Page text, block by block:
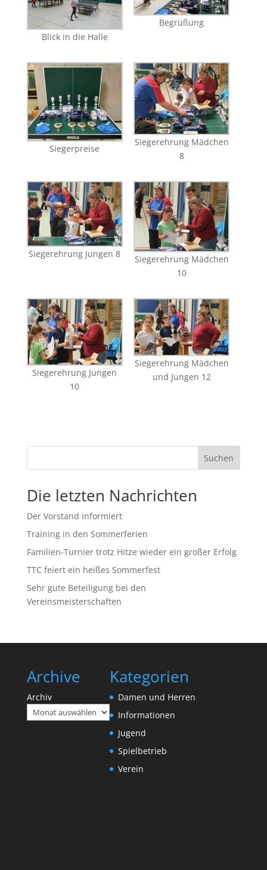
Blick in die Halle
Begrüßung
Siegerpreise
Siegerehrung Mädchen
8
Siegerehrung Jungen 8
Siegerehrung Mädchen
10
Siegerehrung Jungen
10
Siegerehrung Mädchen
und Jungen 12
Suchen
Die letzten Nachrichten
Der Vorstand informiert
Training in den Sommerferien
Familien-Turnier trotz Hitze wieder ein großer Erfolg
TTC feiert ein heißes Sommerfest
Sehr gute Beteiligung bei den
Vereinsmeisterschaften
Archive
Archiv
Kategorien
Damen und Herren
Informationen
Jugend
Spielbetrieb
Verein